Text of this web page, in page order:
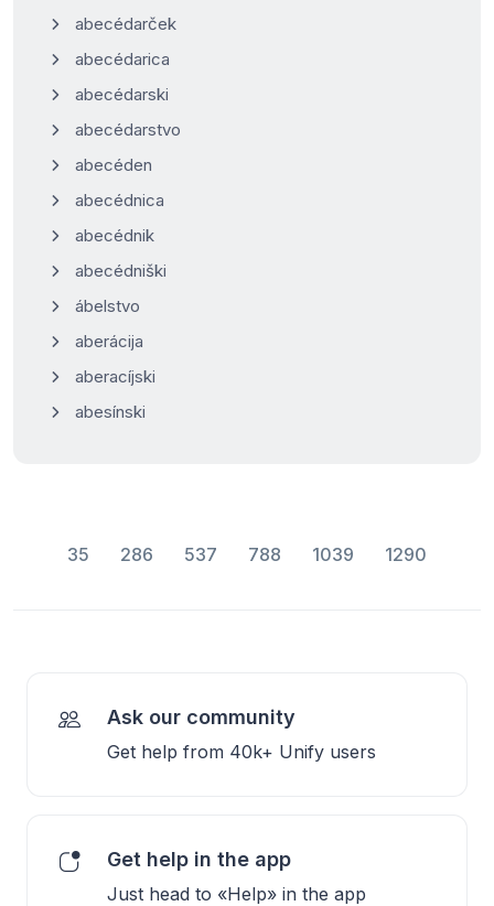
abecédarček
abecédarica
abecédarski
abecédarstvo
abecéden
abecédnica
abecédnik
abecédniški
ábelstvo
aberácija
aberacíjski
abesínski
35 286 537 788 1039 1290
Ask our community
Get help from 40k+ Unify users
Get help in the app
Just head to «Help» in the app